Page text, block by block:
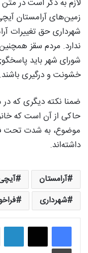
لازم به ذکر است در
زمین‌های آرامستان
شهرداری حق تغییرات
ندارد. مردم سقز
شورای شهر باید
خشونت و درگیری باشند.
ضمنا نکته دیگری که در
حاکی از آن است که
موضوع، به شدت تحت
داشته‌اند.
آرامستان
شهرداری
چاپ